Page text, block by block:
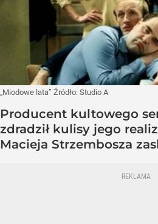
„Miodowe lata” Źródło: Studio A
Producent kultowego
zdradził kulisy jego
Macieja Strzembosza